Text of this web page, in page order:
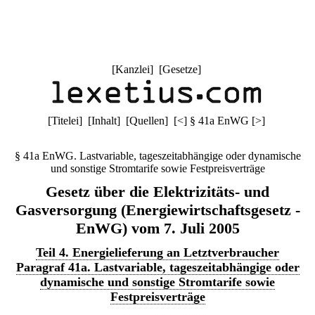
[Kanzlei] [Gesetze]
[Titelei] [Inhalt] [Quellen] [<] § 41a EnWG [>]
§ 41a EnWG. Lastvariable, tageszeitabhängige oder dynamische
und sonstige Stromtarife sowie Festpreisverträge
Gesetz über die Elektrizitäts- und
Gasversorgung (Energiewirtschaftsgesetz -
EnWG) vom 7. Juli 2005
Teil 4. Energielieferung an Letztverbraucher
Paragraf 41a. Lastvariable, tageszeitabhängige oder
dynamische und sonstige Stromtarife sowie
Festpreisverträge